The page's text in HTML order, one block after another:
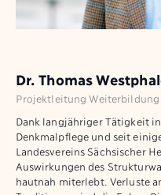
Dr. Thomas
Projektleitung Weiterbildung
Dank langjähriger Tätigkeit
Denkmalpflege und seit
Landesvereins Sächsischer
Auswirkungen des
hautnah miterlebt. Verluste